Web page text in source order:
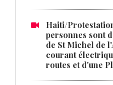
Haiti/
personnes sont
de St Michel de
courant
routes et d'une